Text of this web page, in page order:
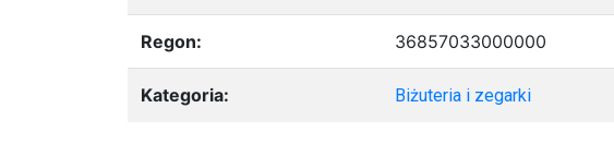
Regon: 36857033000000
Kategoria: Biżuteria i zegarki